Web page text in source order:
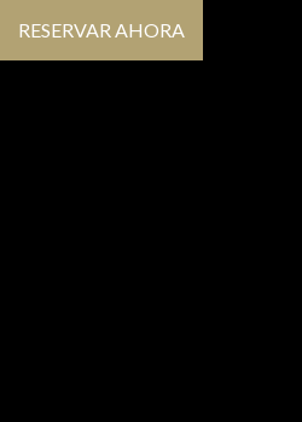
RESERVAR AHORA